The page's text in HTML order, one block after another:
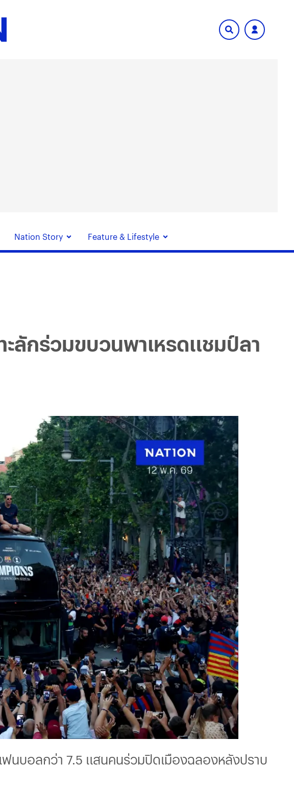
Nation Story Feature & Lifestyle
ลักร่วมขบวนพาเหรดแชมป์ลา
นบอลกว่า 7.5 แสนคนร่วมปิดเมืองฉลองหลังปราบ